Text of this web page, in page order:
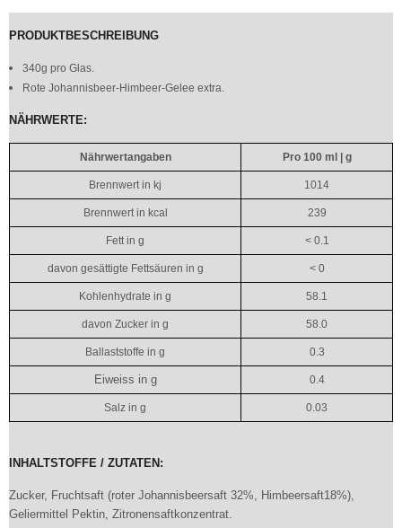
PRODUKTBESCHREIBUNG
340g pro Glas.
Rote Johannisbeer-Himbeer-Gelee extra.
NÄHRWERTE:
Nährwertangaben Pro 100 ml | g
Brennwert in kj 1014
Brennwert in kcal 239
Fett in g < 0.1
davon gesättigte Fettsäuren in g < 0
Kohlenhydrate in g 58.1
davon Zucker in g 58.0
Ballaststoffe in g 0.3
Eiweiss in g 0.4
Salz in g 0.03
INHALTSTOFFE / ZUTATEN:
Zucker, Fruchtsaft (roter Johannisbeersaft 32%, Himbeersaft18%),
Geliermittel Pektin, Zitronensaftkonzentrat.